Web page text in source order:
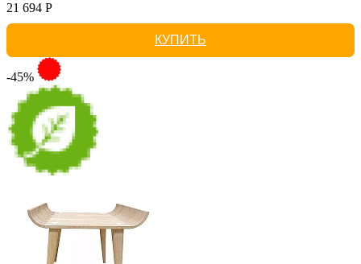
21 694 Р
КУПИТЬ
-45%